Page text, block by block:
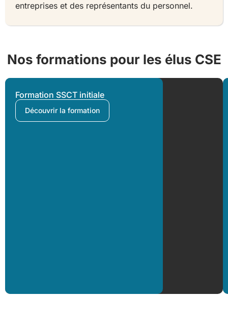
entreprises et des représentants du personnel.
Nos formations pour les élus CSE
Formation SSCT initiale
Découvrir la formation